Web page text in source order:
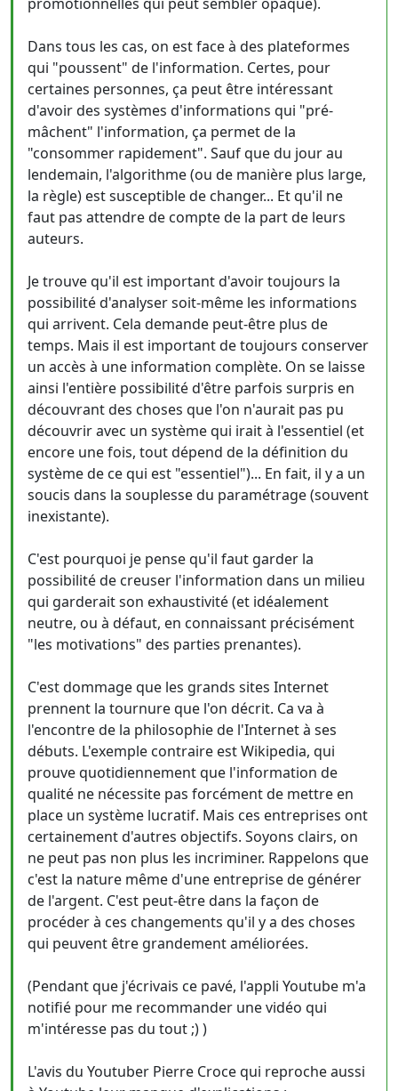
Dans tous les cas, on est face à des plateformes
qui "poussent" de l'information. Certes, pour
certaines personnes, ça peut être intéressant
d'avoir des systèmes d'informations qui "pré-
mâchent" l'information, ça permet de la
"consommer rapidement". Sauf que du jour au
lendemain, l'algorithme (ou de manière plus large,
la règle) est susceptible de changer... Et qu'il ne
faut pas attendre de compte de la part de leurs
auteurs.
Je trouve qu'il est important d'avoir toujours la
possibilité d'analyser soit-même les informations
qui arrivent. Cela demande peut-être plus de
temps. Mais il est important de toujours conserver
un accès à une information complète. On se laisse
ainsi l'entière possibilité d'être parfois surpris en
découvrant des choses que l'on n'aurait pas pu
découvrir avec un système qui irait à l'essentiel (et
encore une fois, tout dépend de la définition du
système de ce qui est "essentiel")... En fait, il y a un
soucis dans la souplesse du paramétrage (souvent
inexistante).
C'est pourquoi je pense qu'il faut garder la
possibilité de creuser l'information dans un milieu
qui garderait son exhaustivité (et idéalement
neutre, ou à défaut, en connaissant précisément
"les motivations" des parties prenantes).
C'est dommage que les grands sites Internet
prennent la tournure que l'on décrit. Ca va à
l'encontre de la philosophie de l'Internet à ses
débuts. L'exemple contraire est Wikipedia, qui
prouve quotidiennement que l'information de
qualité ne nécessite pas forcément de mettre en
place un système lucratif. Mais ces entreprises ont
certainement d'autres objectifs. Soyons clairs, on
ne peut pas non plus les incriminer. Rappelons que
c'est la nature même d'une entreprise de générer
de l'argent. C'est peut-être dans la façon de
procéder à ces changements qu'il y a des choses
qui peuvent être grandement améliorées.
(Pendant que j'écrivais ce pavé, l'appli Youtube m'a
notifié pour me recommander une vidéo qui
m'intéresse pas du tout ;) )
L'avis du Youtuber Pierre Croce qui reproche aussi